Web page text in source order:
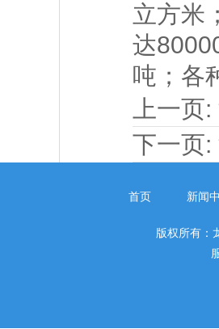
立方米
达
吨；各
上一页:
下一页:
首页 新闻
版权所有：